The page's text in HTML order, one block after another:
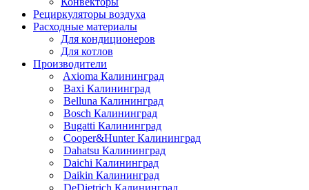
Рециркуляторы воздуха
Расходные материалы
Для кондиционеров
Для котлов
Производители
Axioma Калининград
Baxi Калининград
Belluna Калининград
Bosch Калининград
Bugatti Калининград
Cooper&Hunter Калининград
Dahatsu Калининград
Daichi Калининград
Daikin Калининград
DeDietrich Калининград